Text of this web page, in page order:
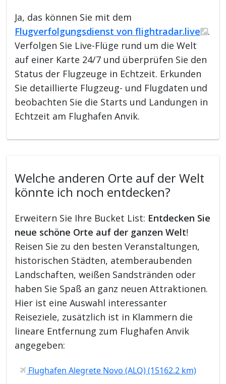
Ja, das können Sie mit dem
Flugverfolgungsdienst von flightradar.live
.
Verfolgen Sie Live-Flüge rund um die Welt
auf einer Karte 24/7 und überprüfen Sie den
Status der Flugzeuge in Echtzeit. Erkunden
Sie detaillierte Flugzeug- und Flugdaten und
beobachten Sie die Starts und Landungen in
Echtzeit am Flughafen Anvik.
Welche anderen Orte auf der Welt
könnte ich noch entdecken?
Erweitern Sie Ihre Bucket List: Entdecken Sie
neue schöne Orte auf der ganzen Welt!
Reisen Sie zu den besten Veranstaltungen,
historischen Städten, atemberaubenden
Landschaften, weißen Sandstränden oder
haben Sie Spaß an ganz neuen Attraktionen.
Hier ist eine Auswahl interessanter
Reiseziele, zusätzlich ist in Klammern die
lineare Entfernung zum Flughafen Anvik
angegeben:
Flughafen Alegrete Novo (ALQ) (15162.2 km)